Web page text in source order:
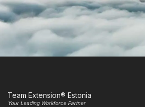
Team Extension® Estonia
Your Leading Workforce Partner